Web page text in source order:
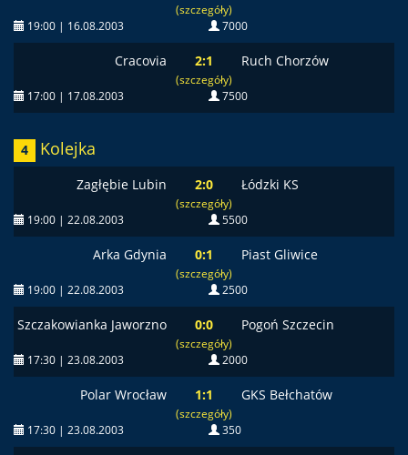
(szczegóły)
19:00 | 16.08.2003 7000
Cracovia 2:1
(szczegóły)
Ruch Chorzów
17:00 | 17.08.2003 7500
4 Kolejka
Zagłębie Lubin 2:0
(szczegóły)
Łódzki KS
19:00 | 22.08.2003 5500
Arka Gdynia 0:1
(szczegóły)
Piast Gliwice
19:00 | 22.08.2003 2500
Szczakowianka Jaworzno 0:0
(szczegóły)
Pogoń Szczecin
17:30 | 23.08.2003 2000
Polar Wrocław 1:1
(szczegóły)
GKS Bełchatów
17:30 | 23.08.2003 350